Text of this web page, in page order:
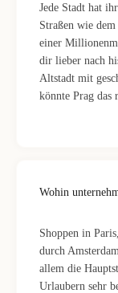
Jede Stadt hat
Straßen wie
einer
dir lieber nach
Altstadt mit
könnte Prag das
Wohin
Shoppen in
durch
allem die
Urlaubern sehr